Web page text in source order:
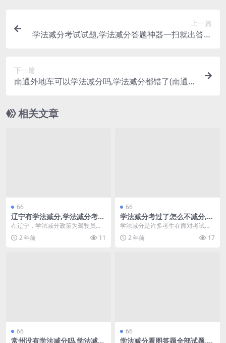
上一篇
学法减分考试试题,学法减分答题神器一扫就出答案
下一篇
南通外地车可以学法减分吗,学法减分都错了(南通现
相关文章
66
辽宁有学法减分,学法减分考试
没过咋办啊(辽宁学法减分什么
时候开始)
在辽宁，学法减分政策为驾驶员提
供了一个通过学习法律法规获取减
分的机会。然而，有些...
2 年前 11
66
学法减分考过了怎么不减分,学
法减分怎么搜答案(学法减分答
案扫一扫免费)
学法减分是许多考生在面对考试时
的一项重要措施，旨在通过学习法
律知识来减轻罚分。然...
2 年前 17
66
常州没有学法减分吗,学法减分
66
学法减分看图答题全部试题,学